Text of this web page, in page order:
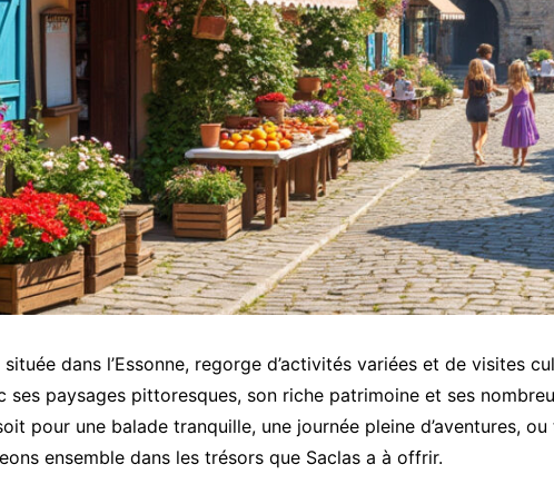
située dans l’Essonne, regorge d’activités variées et de visites
ses paysages pittoresques, son riche patrimoine et ses
pour une balade tranquille, une journée pleine d’aventures,
ensemble dans les trésors que Saclas a à offrir.